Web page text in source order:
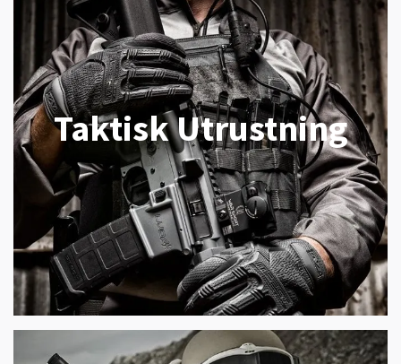
Taktisk Utrustning